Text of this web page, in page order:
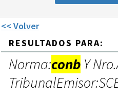
<< Volver
RESULTADOS PARA:
Norma:conb Y